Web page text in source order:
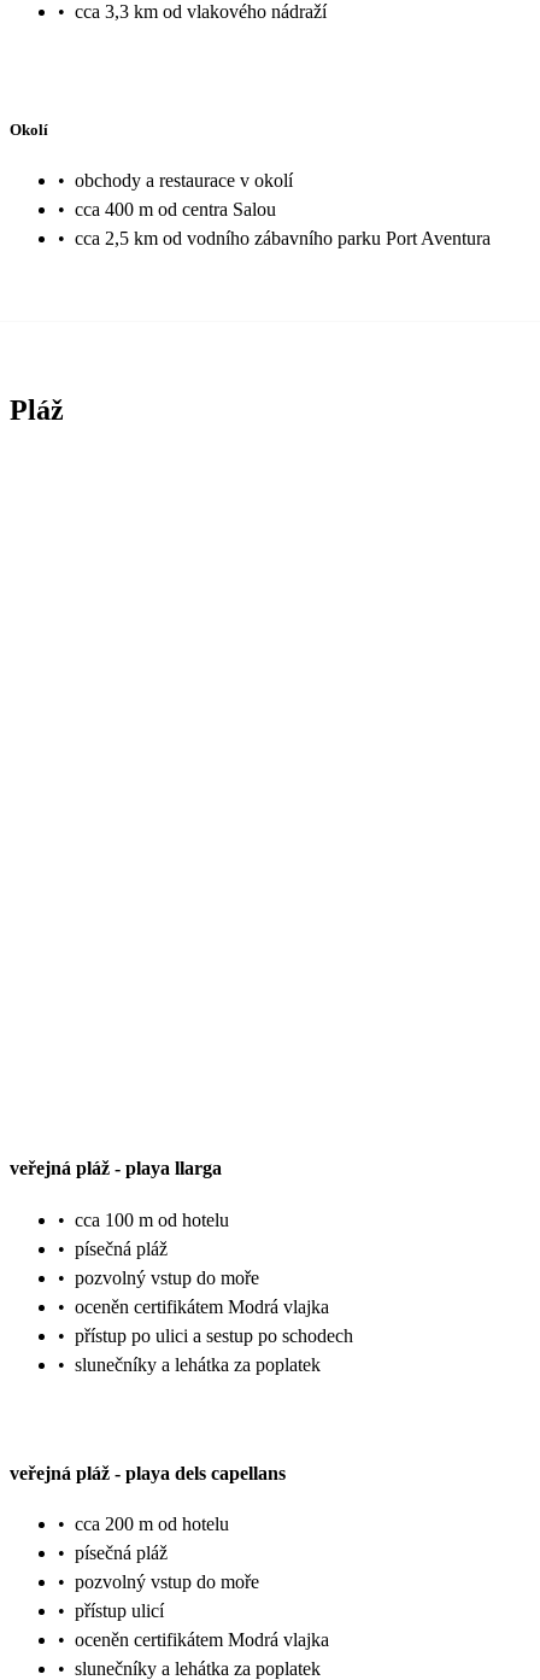
• cca 3,3 km od vlakového nádraží
Okolí
• obchody a restaurace v okolí
• cca 400 m od centra Salou
• cca 2,5 km od vodního zábavního parku Port Aventura
Pláž
veřejná pláž - playa llarga
• cca 100 m od hotelu
• písečná pláž
• pozvolný vstup do moře
• oceněn certifikátem Modrá vlajka
• přístup po ulici a sestup po schodech
• slunečníky a lehátka za poplatek
veřejná pláž - playa dels capellans
• cca 200 m od hotelu
• písečná pláž
• pozvolný vstup do moře
• přístup ulicí
• oceněn certifikátem Modrá vlajka
• slunečníky a lehátka za poplatek